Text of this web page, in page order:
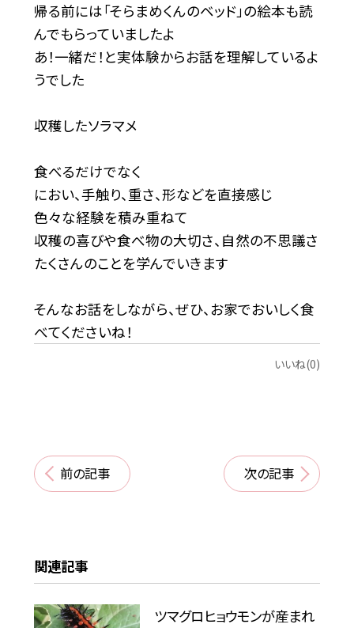
帰る前には「そらまめくんのベッド」の絵本も読
んでもらっていましたよ
あ！一緒だ！と実体験からお話を理解しているよ
うでした
収穫したソラマメ
食べるだけでなく
におい、手触り、重さ、形などを直接感じ
色々な経験を積み重ねて
収穫の喜びや食べ物の大切さ、自然の不思議さ
たくさんのことを学んでいきます
そんなお話をしながら、ぜひ、お家でおいしく食
べてくださいね！
いいね(0)
前の記事 次の記事
関連記事
ツマグロヒョウモンが産まれ